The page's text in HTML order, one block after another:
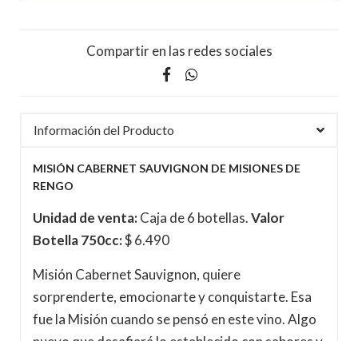
Compartir en las redes sociales
Información del Producto
MISIÓN CABERNET SAUVIGNON DE MISIONES DE
RENGO
Unidad de venta:Caja de 6 botellas.Valor
Botella 750cc:$ 6.490
Misión Cabernet Sauvignon, quiere
sorprenderte, emocionarte y conquistarte. Esa
fue la Misión cuando se pensó en este vino. Algo